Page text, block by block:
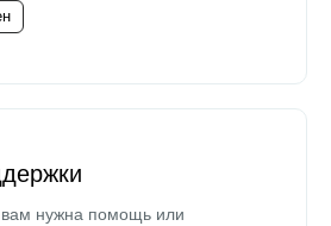
нужна помощь или